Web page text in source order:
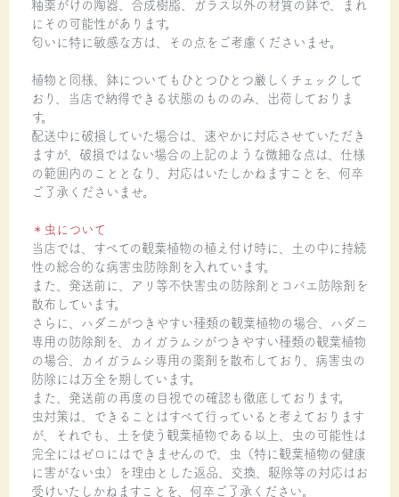
釉薬がけの陶器、合成樹脂、ガラス以外の材質の鉢で、まれ
にその可能性があります。
匂いに特に敏感な方は、その点をご考慮くださいませ。
植物と同様、鉢についてもひとつひとつ厳しくチェックして
おり、当店で納得できる状態のもののみ、出荷しておりま
す。
配送中に破損していた場合は、速やかに対応させていただき
ますが、破損ではない場合の上記のような微細な点は、仕様
の範囲内のこととなり、対応はいたしかねますことを、何卒
ご了承くださいませ。
＊虫について
当店では、すべての観葉植物の植え付け時に、土の中に持続
性の総合的な病害虫防除剤を入れています。
また、発送前に、アリ等不快害虫の防除剤とコバエ防除剤を
散布しています。
さらに、ハダニがつきやすい種類の観葉植物の場合、ハダニ
専用の防除剤を、カイガラムシがつきやすい種類の観葉植物
の場合、カイガラムシ専用の薬剤を散布しており、病害虫の
防除には万全を期しています。
また、発送前の再度の目視での確認も徹底しております。
虫対策は、できることはすべて行っていると考えております
が、それでも、土を使う観葉植物である以上、虫の可能性は
完全にはゼロにはできませんので、虫（特に観葉植物の健康
に害がない虫）を理由とした返品、交換、駆除等の対応はお
受けいたしかねますことを、何卒ご了承ください。